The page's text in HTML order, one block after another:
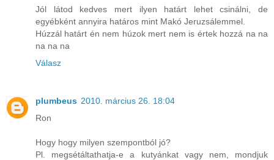
Jól látod kedves mert ilyen határt lehet csinálni, de
egyébként annyira határos mint Makó Jeruzsálemmel.
Húzzál határt én nem húzok mert nem is értek hozzá na na
na na na
Válasz
plumbeus 2010. március 26. 18:04
Ron
Hogy hogy milyen szempontból jó?
Pl. megsétáltathatja-e a kutyánkat vagy nem, mondjuk